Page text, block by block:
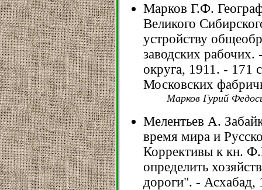
Марков Г.Ф.
Великого
устройству
заводских
округа, 1911. - 171
Московских
Марков Гурий
Мелентьев А.
время мира и
Коррективы к кн.
определить
дороги". -